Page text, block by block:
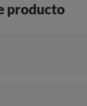
producto